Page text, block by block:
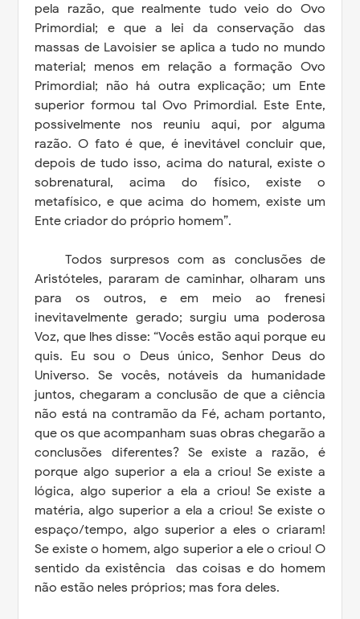
pela razão, que realmente tudo veio do Ovo
Primordial; e que a lei da conservação das
massas de Lavoisier se aplica a tudo no mundo
material; menos em relação a formação Ovo
Primordial; não há outra explicação; um Ente
superior formou tal Ovo Primordial. Este Ente,
possivelmente nos reuniu aqui, por alguma
razão. O fato é que, é inevitável concluir que,
depois de tudo isso, acima do natural, existe o
sobrenatural, acima do físico, existe o
metafísico, e que acima do homem, existe um
Ente criador do próprio homem”.
Todos surpresos com as conclusões de
Aristóteles, pararam de caminhar, olharam uns
para os outros, e em meio ao frenesi
inevitavelmente gerado; surgiu uma poderosa
Voz, que lhes disse: “Vocês estão aqui porque eu
quis. Eu sou o Deus único, Senhor Deus do
Universo. Se vocês, notáveis da humanidade
juntos, chegaram a conclusão de que a ciência
não está na contramão da Fé, acham portanto,
que os que acompanham suas obras chegarão a
conclusões diferentes? Se existe a razão, é
porque algo superior a ela a criou! Se existe a
lógica, algo superior a ela a criou! Se existe a
matéria, algo superior a ela a criou! Se existe o
espaço/tempo, algo superior a eles o criaram!
Se existe o homem, algo superior a ele o criou! O
sentido da existência das coisas e do homem
não estão neles próprios; mas fora deles.